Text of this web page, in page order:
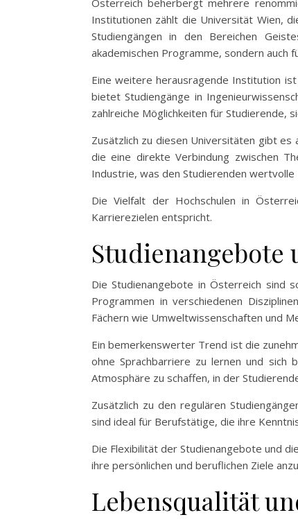
Institutionen zählt die Universität Wien,
Studiengängen in den Bereichen
akademischen Programme, sondern auch
Eine weitere herausragende Institution
bietet Studiengänge in
zahlreiche Möglichkeiten für Studierende,
Zusätzlich zu diesen Universitäten gibt es
die eine direkte Verbindung zwischen
Industrie, was den Studierenden
Die Vielfalt der Hochschulen in
Karrierezielen entspricht.
Studienangebote
Die Studienangebote in Österreich sind
Programmen in verschiedenen
Fächern wie Umweltwissenschaften und
Ein bemerkenswerter Trend ist die
ohne Sprachbarriere zu lernen und sich
Atmosphäre zu schaffen, in der
Zusätzlich zu den regulären
sind ideal für Berufstätige, die ihre
Die Flexibilität der Studienangebote und
ihre persönlichen und beruflichen Ziele
Lebensqualität